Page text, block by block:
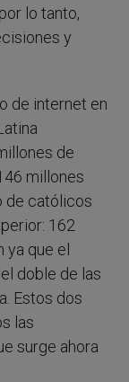
lo tanto,
y
de internet en
de
millones
de católicos
162
que el
doble de las
Estos dos
las
surge ahora